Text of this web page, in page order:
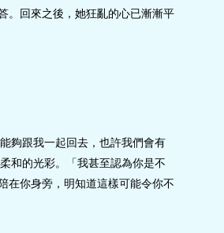
。回來之後，她狂亂的心已漸漸平
夠跟我一起回去，也許我們會有
和的光彩。「我甚至認為你是不
在你身旁，明知道這樣可能令你不